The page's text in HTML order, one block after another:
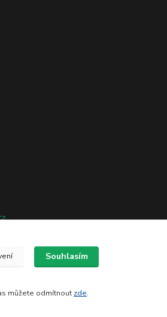
Souhlasím
můžete odmítnout zde.